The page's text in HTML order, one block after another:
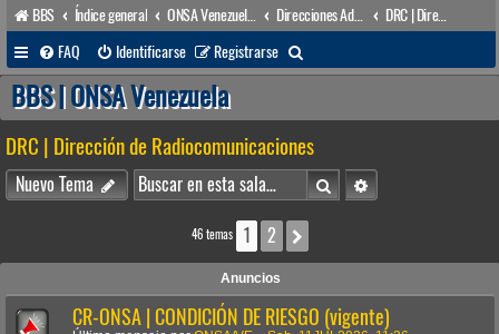
BBS Índice general Direcciones Administrativas
DRC | Dirección de Radiocomunicaciones
FAQ
Identificarse Registrarse
u
c
a
r
BBS | ONSA Venezuela
DRC | Dirección de Radiocomunicaciones
Nuevo Tema BuscarBúsqueda avanzada
46 temas 1 2
Anuncios
CR-ONSA | CONDICIÓN DE RIESGO (vigente)